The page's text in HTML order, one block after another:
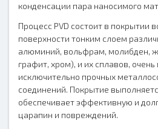
конденсации пара наносимого
Процесс PVD состоит в покрытии
поверхности тонким слоем
алюминий, вольфрам, молибден,
графит, хром), и их сплавов, очень
исключительно прочных
соединений. Покрытие
обеспечивает эффективную и
царапин и повреждений.